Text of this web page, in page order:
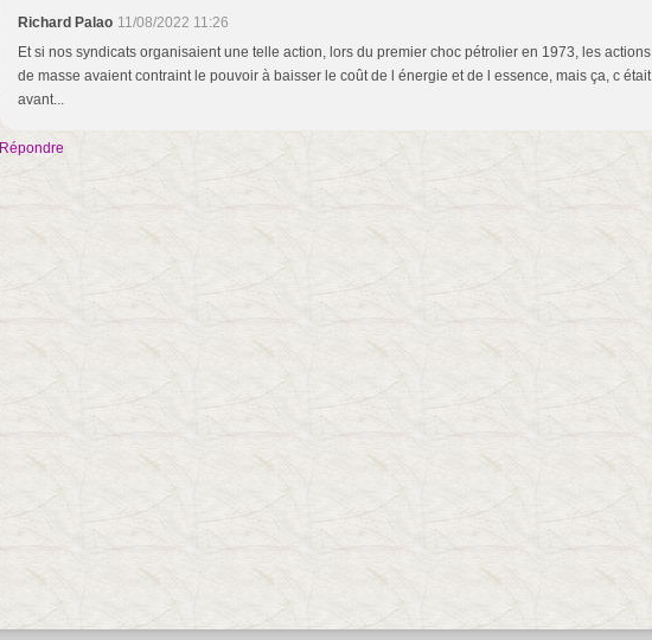
Richard Palao 11/08/2022 11:26
Et si nos syndicats organisaient une telle action, lors du premier choc pétrolier en 1973, les actions
de masse avaient contraint le pouvoir à baisser le coût de l énergie et de l essence, mais ça, c était
avant...
Répondre